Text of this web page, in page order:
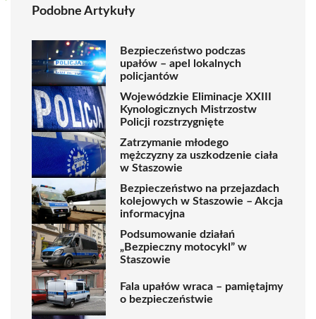
Podobne Artykuły
Bezpieczeństwo podczas
upałów – apel lokalnych
policjantów
Wojewódzkie Eliminacje XXIII
Kynologicznych Mistrzostw
Policji rozstrzygnięte
Zatrzymanie młodego
mężczyzny za uszkodzenie ciała
w Staszowie
Bezpieczeństwo na przejazdach
kolejowych w Staszowie – Akcja
informacyjna
Podsumowanie działań
„Bezpieczny motocykl” w
Staszowie
Fala upałów wraca – pamiętajmy
o bezpieczeństwie